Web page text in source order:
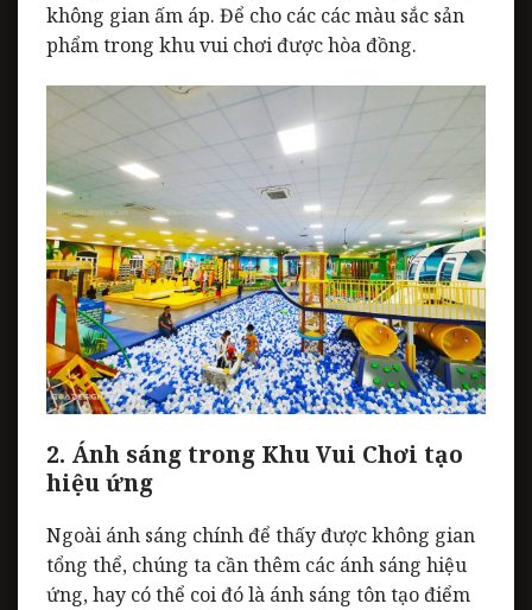
không gian ấm áp. Để cho các các màu sắc sản
phẩm trong khu vui chơi được hòa đồng.
2. Ánh sáng trong Khu Vui Chơi tạo
hiệu ứng
Ngoài ánh sáng chính để thấy được không gian
tổng thể, chúng ta cần thêm các ánh sáng hiệu
ứng, hay có thể coi đó là ánh sáng tôn tạo điểm